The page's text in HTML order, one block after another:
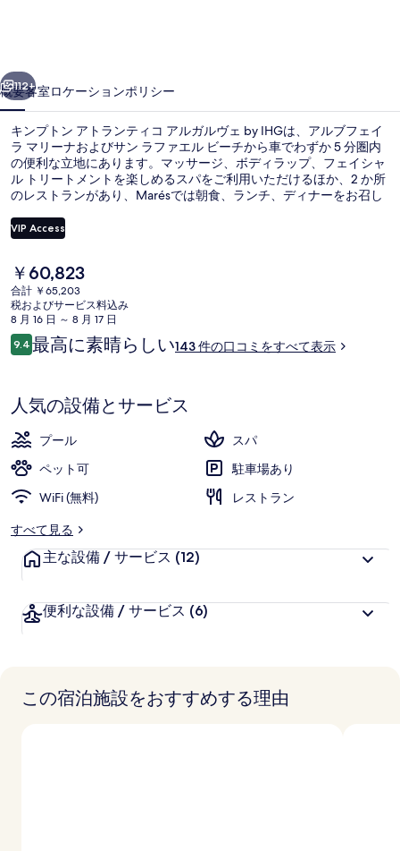
ラ
ン
テ
ィ
コ
ア
ガ
ル
ヴ
by
の
写
真
ギ
次へ
112+
概要客室ロケーションポリシー
キンプトン アトランティコ アルガルヴェ by IHGは、アルブフェイ
ラ マリーナおよびサン ラファエル ビーチから車でわずか 5 分圏内
の便利な立地にあります。マッサージ、ボディラップ、フェイシャ
ル トリートメントを楽しめるスパをご利用いただけるほか、2 か所
のレストランがあり、Marésでは朝食、ランチ、ディナーをお召し
つの屋外プール、屋内プール、およびプールサイドバーが備わって
います。旅行者は親切なスタッフやビーチ近くのロケーションを高
VIP Access
現
在
の
料
金
は
す
￥60,823
合計 ￥65,203
税およびサービス料込み
8 月 16 日 ～ 8 月 17 日
口
コ
9.410段階中9.4
最高に素晴らしい143 件の口コミをすべて表示
人気の設備とサービス
プール
スパ
ペット可
駐車場あり
WiFi (無料)
レストラン
すべて見る
主な設備 / サービス (12)
便利な設備 / サービス (6)
この宿泊施設をおすすめする理由